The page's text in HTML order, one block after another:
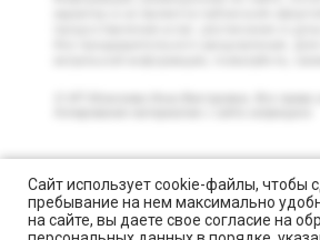
Сайт использует cookie-файлы, чтобы
пребывание на нем максимально
на сайте, вы даете свое согласие на
Уважаемые гости нашего аква-
внимание на плановые
Мурино— закрыто с 6 по 19 июля.